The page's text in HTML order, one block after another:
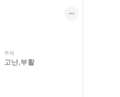
주제
고난,부활